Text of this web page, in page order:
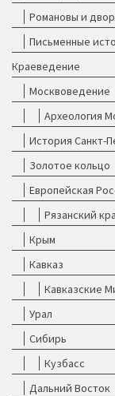
Романовы и
Письменные
Краеведение
Москвоведение
Археология
История Санкт-
Золотое кольцо
Европейская
Рязанский
Крым
Кавказ
Кавказские
Урал
Сибирь
Кузбасс
Дальний Восток